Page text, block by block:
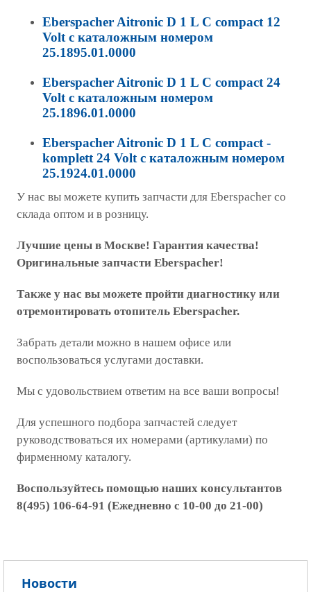
Eberspacher Aitronic D 1 L C compact 12
Volt с каталожным номером
25.1895.01.0000
Eberspacher Aitronic D 1 L C compact 24
Volt с каталожным номером
25.1896.01.0000
Eberspacher Aitronic D 1 L C compact -
komplett 24 Volt с каталожным номером
25.1924.01.0000
У нас вы можете купить запчасти для Eberspacher со
склада оптом и в розницу.
Лучшие цены в Москве! Гарантия качества!
Оригинальные запчасти Eberspacher!
Также у нас вы можете пройти диагностику или
отремонтировать отопитель Eberspacher.
Забрать детали можно в нашем офисе или
воспользоваться услугами доставки.
Мы с удовольствием ответим на все ваши вопросы!
Для успешного подбора запчастей следует
руководствоваться их номерами (артикулами) по
фирменному каталогу.
Воспользуйтесь помощью наших консультантов
8(495) 106-64-91 (Ежедневно с 10-00 до 21-00)
Новости